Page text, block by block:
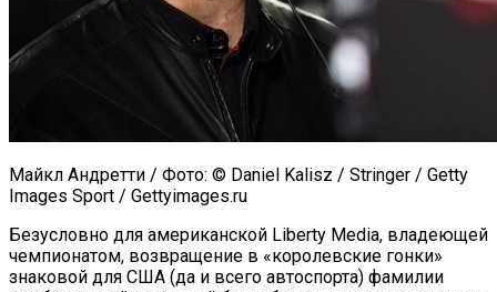
Майкл Андретти / Фото: © Daniel Kalisz / Stringer / Getty
Images Sport / Gettyimages.ru
Безусловно для американской Liberty Media, владеющей
чемпионатом, возвращение в «королевские гонки»
знаковой для США (да и всего автоспорта) фамилии